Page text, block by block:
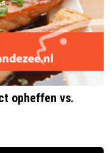
opheffen vs.